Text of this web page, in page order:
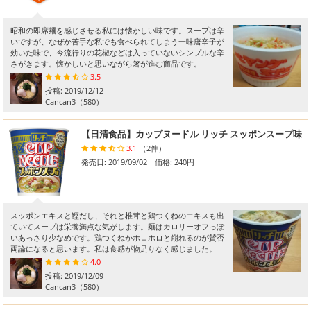
昭和の即席麺を感じさせる私には懐かしい味です。スープは辛
いですが、なぜか苦手な私でも食べられてしまう一味唐辛子が
効いた味で、今流行りの花椒などは入っていないシンプルな辛
さがきます。懐かしいと思いながら箸が進む商品です。
3.5
投稿: 2019/12/12
Cancan3 （580）
【日清食品】カップヌードル リッチ スッポンスープ味
3.1
（2件）
発売日: 2019/09/02 価格: 240円
スッポンエキスと鰹だし、それと椎茸と鶏つくねのエキスも出
ていてスープは栄養満点な気がします。麺はカロリーオフっぽ
いあっさり少なめです。鶏つくねかホロホロと崩れるのが賛否
両論になると思います。私は食感が物足りなく感じました。
4.0
投稿: 2019/12/09
Cancan3 （580）